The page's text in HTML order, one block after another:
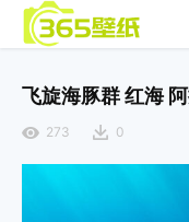
飞旋海豚群 红海
273 0